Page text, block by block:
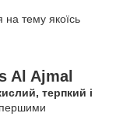
тему якоїсь
Al Ajmal
терпкий і
першими